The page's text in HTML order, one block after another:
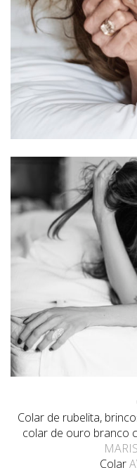
Colar de rubelita,
colar de ouro branco
Colar